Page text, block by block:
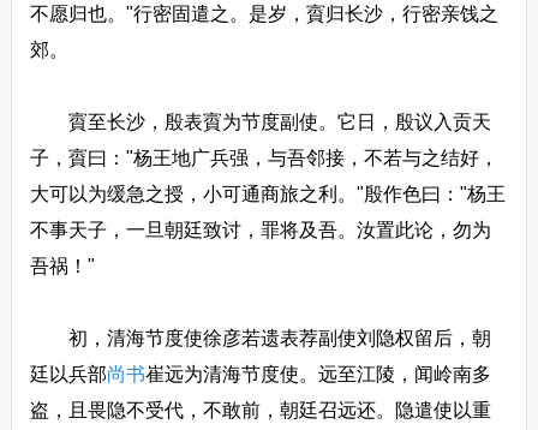
不愿归也。"行密固遣之。是岁，賨归长沙，行密亲饯之
郊。
賨至长沙，殷表賨为节度副使。它日，殷议入贡天
子，賨曰："杨王地广兵强，与吾邻接，不若与之结好，
大可以为缓急之授，小可通商旅之利。"殷作色曰："杨王
不事天子，一旦朝廷致讨，罪将及吾。汝置此论，勿为
吾祸！"
初，清海节度使徐彦若遗表荐副使刘隐权留后，朝
廷以兵部尚书崔远为清海节度使。远至江陵，闻岭南多
盗，且畏隐不受代，不敢前，朝廷召远还。隐遣使以重